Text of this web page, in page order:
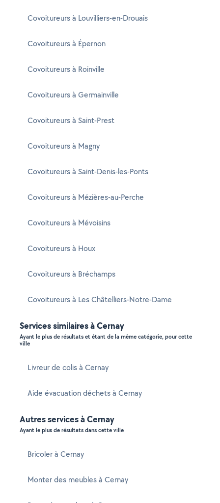
Covoitureurs à Louvilliers-en-Drouais
Covoitureurs à Épernon
Covoitureurs à Roinville
Covoitureurs à Germainville
Covoitureurs à Saint-Prest
Covoitureurs à Magny
Covoitureurs à Saint-Denis-les-Ponts
Covoitureurs à Mézières-au-Perche
Covoitureurs à Mévoisins
Covoitureurs à Houx
Covoitureurs à Bréchamps
Covoitureurs à Les Châtelliers-Notre-Dame
Services similaires à Cernay
Ayant le plus de résultats et étant de la même catégorie, pour cette
ville
Livreur de colis à Cernay
Aide évacuation déchets à Cernay
Autres services à Cernay
Ayant le plus de résultats dans cette ville
Bricoler à Cernay
Monter des meubles à Cernay